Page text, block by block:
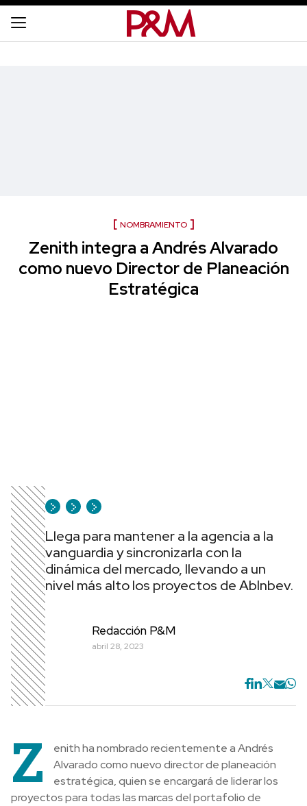
NOMBRAMIENTO
Zenith integra a Andrés Alvarado
como nuevo Director de Planeación
Estratégica
Llega para mantener a la agencia a la
vanguardia y sincronizarla con la
dinámica del mercado, llevando a un
nivel más alto los proyectos de AbInbev.
Redacción P&M
abril 28, 2023
Z
enith ha nombrado recientemente a Andrés
Alvarado como nuevo director de planeación
estratégica, quien se encargará de liderar los
proyectos para todas las marcas del portafolio de